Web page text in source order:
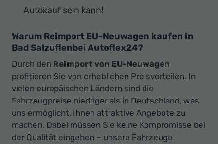
Autokauf sein kann!
Warum Reimport EU-Neuwagen kaufen in
Bad Salzuflenbei Autoflex24?
Durch den Reimport von EU-Neuwagen
profitieren Sie von erheblichen Preisvorteilen. In
vielen europäischen Ländern sind die
Fahrzeugpreise niedriger als in Deutschland, was
uns ermöglicht, Ihnen attraktive Angebote zu
machen. Dabei müssen Sie keine Kompromisse bei
der Qualität eingehen – unsere Fahrzeuge